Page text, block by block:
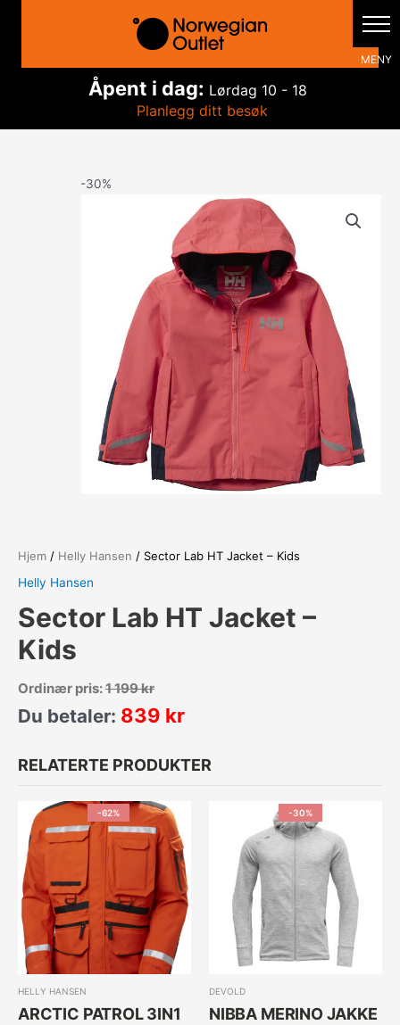
innholdet
Åpent i dag: Lørdag 10 - 18
Planlegg ditt besøk
-30%
Hjem / Helly Hansen / Sector Lab HT Jacket – Kids
Helly Hansen
Sector Lab HT Jacket –
Kids
Ordinær pris:1 199kr
Du betaler: 839 kr
RELATERTE PRODUKTER
-62%
HELLY HANSEN
ARCTIC PATROL 3IN1
-30%
DEVOLD
NIBBA MERINO JAKKE